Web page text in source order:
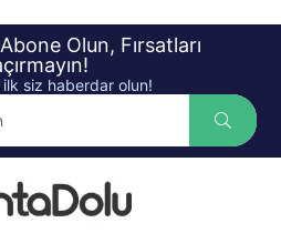
Olun, Fırsatları
ilk siz haberdar olun!